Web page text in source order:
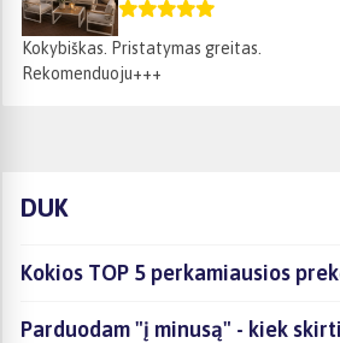
Kokybiškas. Pristatymas greitas.
Rekomenduoju+++
DUK
Kokios TOP 5 perkamiausios
Parduodam "į minusą" - kiek